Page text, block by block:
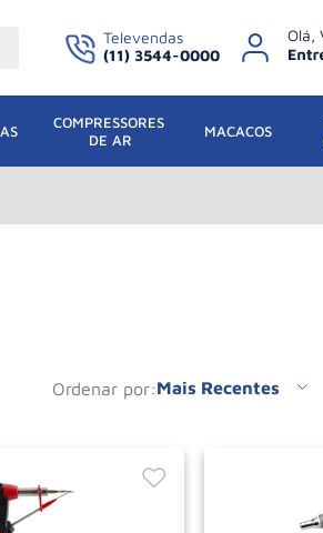
Televendas
(11) 3544-0000
COMPRESSORES
DE AR
MACACOS
ordenar por Mais Recentes